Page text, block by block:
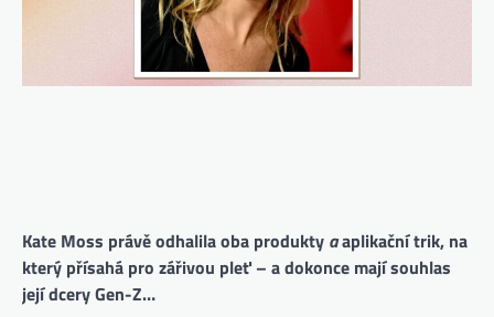
Kate Moss právě odhalila oba produkty aaplikační trik, na
který přísahá pro zářivou pleť – a dokonce mají souhlas
její dcery Gen-Z…